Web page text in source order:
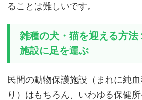
ることは難しいです。
雑種の犬・猫を迎える方法
施設に足を運ぶ
民間の動物保護施設（まれに純
り）はもちろん、いわゆる保健